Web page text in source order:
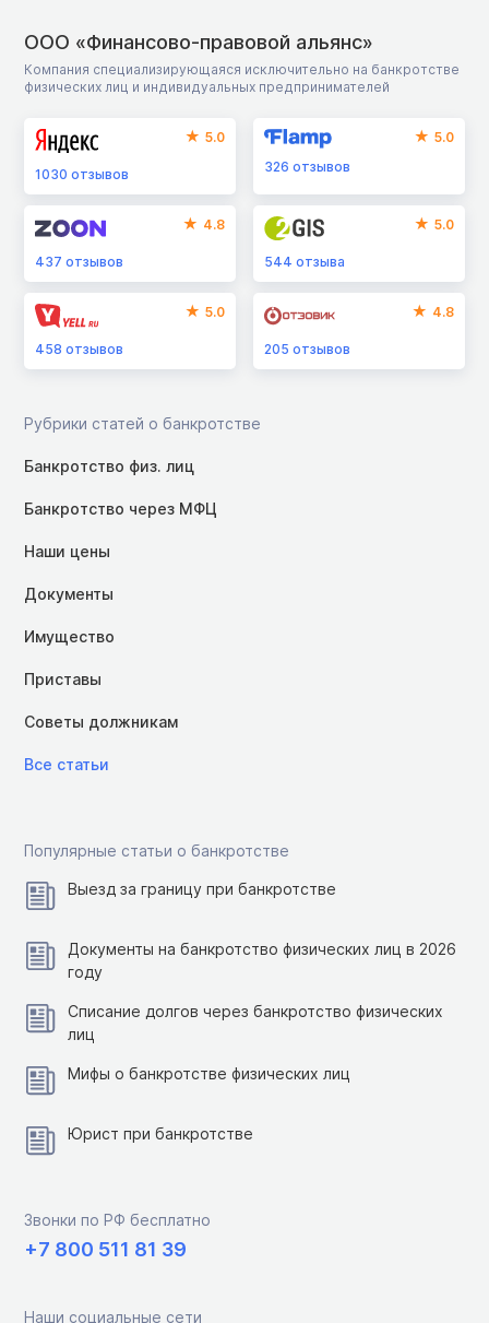
ООО «Финансово-правовой альянс»
Компания специализирующаяся исключительно на банкротстве
физических лиц и индивидуальных предпринимателей
5.0
1030 отзывов
5.0
326отзывов
4.8
437 отзывов
5.0
544отзыва
5.0
458 отзывов
4.8
205отзывов
Рубрики статей о банкротстве
Банкротство физ. лиц
Банкротство через МФЦ
Наши цены
Документы
Имущество
Приставы
Советы должникам
Все статьи
Популярные статьи о банкротстве
Выезд за границу при банкротстве
Документы на банкротство физических лиц в 2026
году
Списание долгов через банкротство физических
лиц
Мифы о банкротстве физических лиц
Юрист при банкротстве
Звонки по РФ бесплатно
+7 800 511 81 39
Наши социальные сети